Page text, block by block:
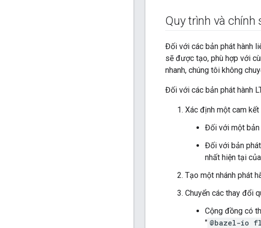
Quy trình và chính
Đối với các bản phát hành
sẽ được tạo, phù hợp với
nhanh, chúng tôi không
Đối với các bản phát hành
Xác định một cam
Đối với một bản
Đối với bản
nhất hiện tại
Tạo một nhánh phát
Chuyển các thay đổi
Cộng đồng có
" @bazel-io